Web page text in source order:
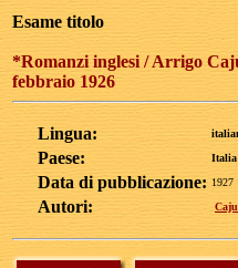
Esame titolo
*Romanzi inglesi / Arrigo
febbraio 1926
Lingua:
Paese: Italia
Data di pubblicazione: 1927
Autori: